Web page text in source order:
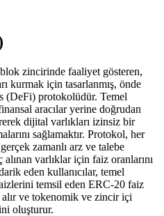
zincirinde faaliyet gösteren,
kurmak için tasarlanmış, önde
(DeFi) protokolüdür. Temel
aracılar yerine doğrudan
dijital varlıkları izinsiz bir
sağlamaktır. Protokol, her
zamanlı arz ve talebe
varlıklar için faiz oranlarını
eden kullanıcılar, temel
temsil eden ERC-20 faiz
ve tokenomik ve zincir içi
oluşturur.